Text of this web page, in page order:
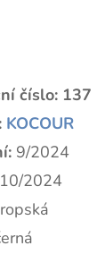
číslo: 137
KOCOUR
9/2024
10/2024